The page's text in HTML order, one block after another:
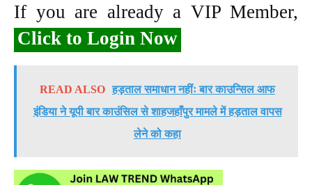
If you are already a VIP Member,
Click to Login Now
READ ALSO हड़ताल समाधान नहींः बार काउन्सिल आफ
इंडिया ने यूपी बार काउंसिल से शाहजहाँपुर मामले में हड़ताल वापस
लेने को कहा